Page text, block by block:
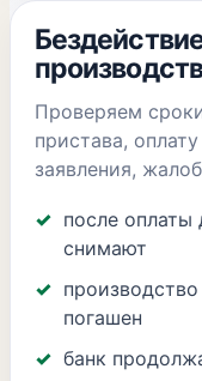
Проверяем
пристава,
заявления,
после оплаты
снимают
погашен
банк